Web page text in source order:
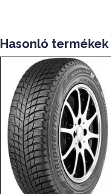
Hasonló termékek